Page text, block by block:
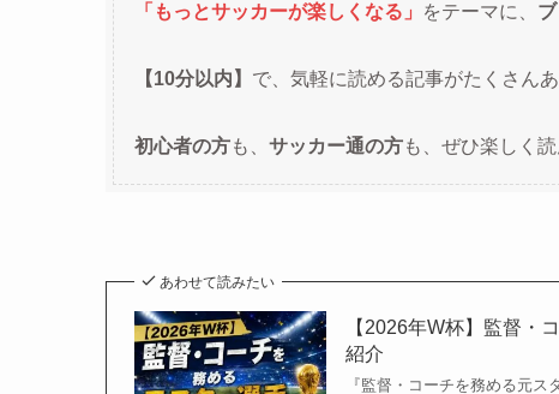
「もっとサッカーが楽しくなる」 をテーマに、
【10分以内】 で、気軽に読める記事がたくさんあ
初心者の方も、 サッカー通の方も、ぜひ楽しく読
あわせて読みたい
【2026年W杯】監督・
紹介
『監督・コーチを務める元